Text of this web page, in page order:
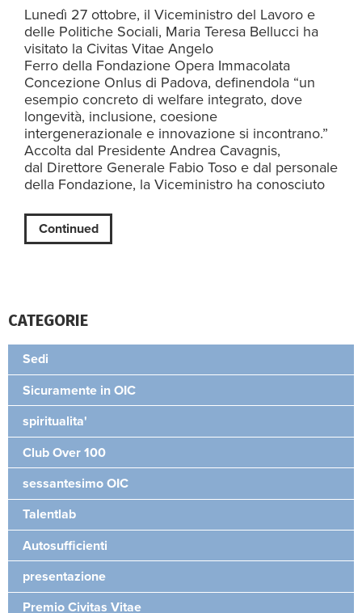
Lunedì 27 ottobre, il Viceministro del Lavoro e
delle Politiche Sociali, Maria Teresa Bellucci ha
visitato la Civitas Vitae Angelo
Ferro della Fondazione Opera Immacolata
Concezione Onlus di Padova, definendola “un
esempio concreto di welfare integrato, dove
longevità, inclusione, coesione
intergenerazionale e innovazione si incontrano.”
Accolta dal Presidente Andrea Cavagnis,
dal Direttore Generale Fabio Toso e dal personale
della Fondazione, la Viceministro ha conosciuto
Continued
CATEGORIE
Sedi
Sicuramente in OIC
spiritualita'
Club Over 100
sessantesimo OIC
Talentlab
Autosufficienti
presentazione
Premio Civitas Vitae